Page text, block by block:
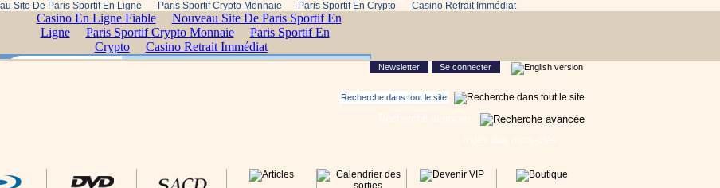
Site De Paris Sportif En Ligne Paris Sportif Crypto Monnaie Paris Sportif En Crypto Casino Retrait Immédiat
Newsletter Se connecter